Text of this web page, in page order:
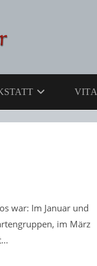
VITA
war: Im Januar und
im März